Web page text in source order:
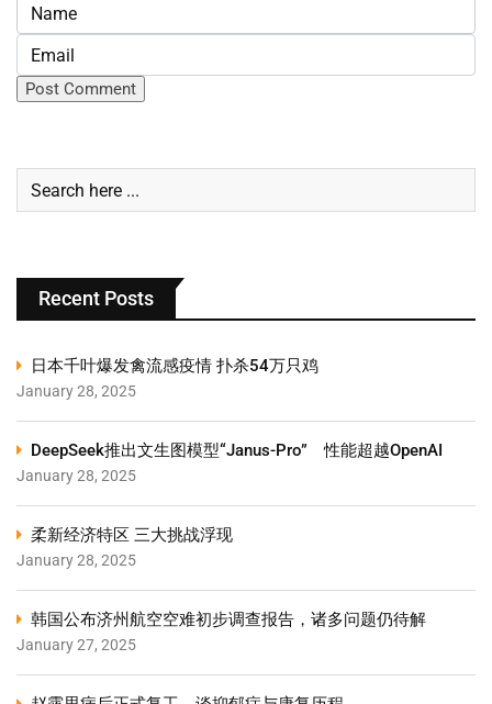
Recent Posts
日本千叶爆发禽流感疫情 扑杀54万只鸡
January 28, 2025
DeepSeek推出文生图模型“Janus-Pro” 性能超越OpenAI
January 28, 2025
柔新经济特区 三大挑战浮现
January 28, 2025
韩国公布济州航空空难初步调查报告，诸多问题仍待解
January 27, 2025